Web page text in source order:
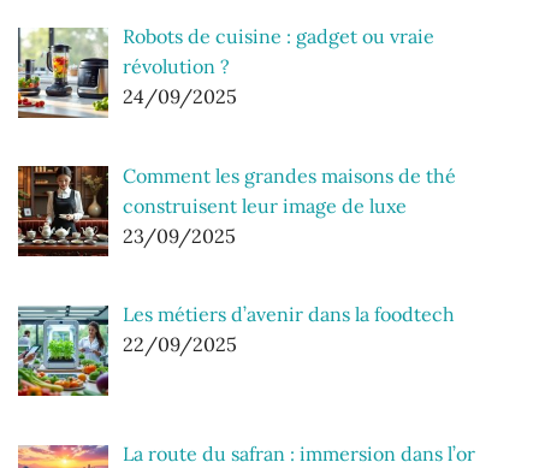
Robots de cuisine : gadget ou vraie
révolution ?
24/09/2025
Comment les grandes maisons de thé
construisent leur image de luxe
23/09/2025
Les métiers d’avenir dans la foodtech
22/09/2025
La route du safran : immersion dans l’or